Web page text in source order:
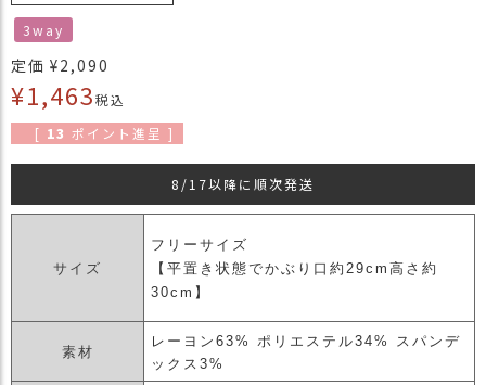
品
ラ
ッ
ピ
ン
グ
客
Instagram
3way
定価 ¥2,090
¥1,463税込
[ 13 ポイント進呈 ]
8/17以降に順次発送
サイズ
フリーサイズ
【平置き状態でかぶり口約29cm高さ約
30cm】
素材
レーヨン63% ポリエステル34% スパンデ
ックス3%